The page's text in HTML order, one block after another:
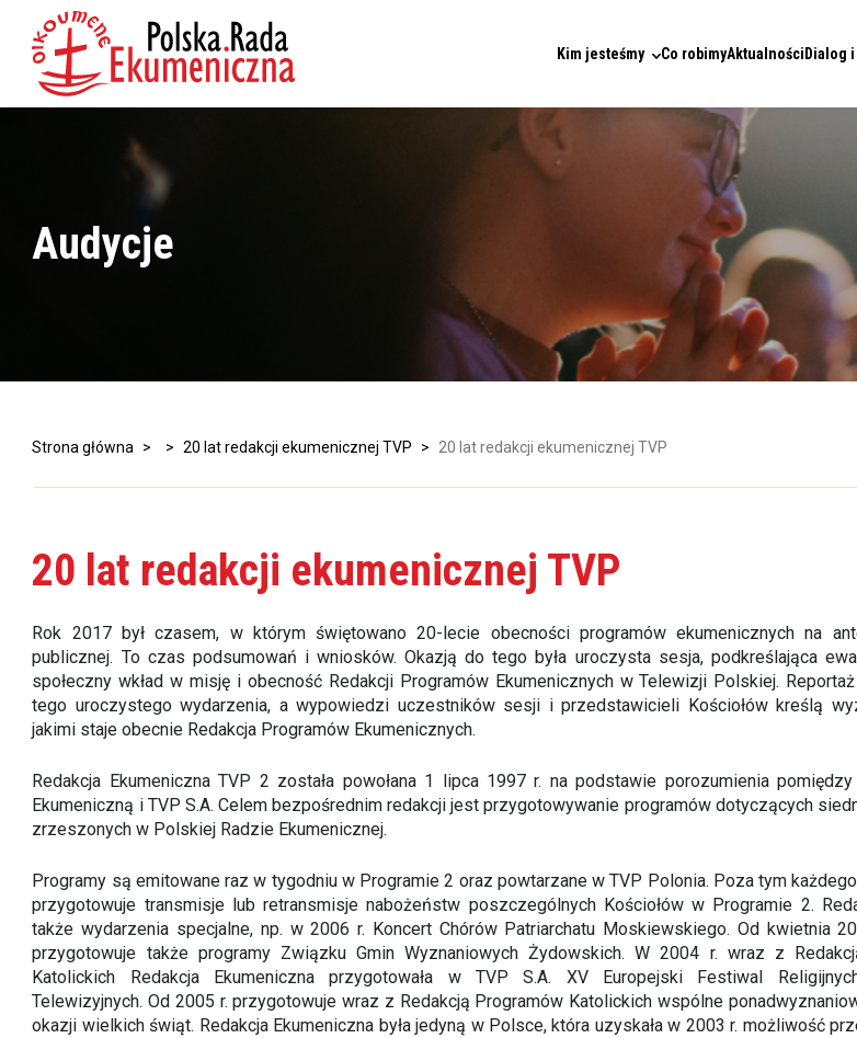
Kim jesteśmy Co robimyAktualnościDialog
Audycje
Strona główna > > 20 lat redakcji ekumenicznej TVP > 20 lat redakcji ekumenicznej TVP
20 lat redakcji ekumenicznej TVP
Rok 2017 był czasem, w którym świętowano 20-lecie obecności programów ekumenicznych na
publicznej. To czas podsumowań i wniosków. Okazją do tego była uroczysta sesja, podkreślająca
społeczny wkład w misję i obecność Redakcji Programów Ekumenicznych w Telewizji Polskiej.
tego uroczystego wydarzenia, a wypowiedzi uczestników sesji i przedstawicieli Kościołów kreślą
jakimi staje obecnie Redakcja Programów Ekumenicznych.
Redakcja Ekumeniczna TVP 2 została powołana 1 lipca 1997 r. na podstawie porozumienia
Ekumeniczną i TVP S.A. Celem bezpośrednim redakcji jest przygotowywanie programów dotyczących
zrzeszonych w Polskiej Radzie Ekumenicznej.
Programy są emitowane raz w tygodniu w Programie 2 oraz powtarzane w TVP Polonia. Poza tym
przygotowuje transmisje lub retransmisje nabożeństw poszczególnych Kościołów w Programie 2.
także wydarzenia specjalne, np. w 2006 r. Koncert Chórów Patriarchatu Moskiewskiego. Od kwietnia
przygotowuje także programy Związku Gmin Wyznaniowych Żydowskich. W 2004 r. wraz z
Katolickich Redakcja Ekumeniczna przygotowała w TVP S.A. XV Europejski Festiwal
Telewizyjnych. Od 2005 r. przygotowuje wraz z Redakcją Programów Katolickich wspólne
okazji wielkich świąt. Redakcja Ekumeniczna była jedyną w Polsce, która uzyskała w 2003 r. możliwość